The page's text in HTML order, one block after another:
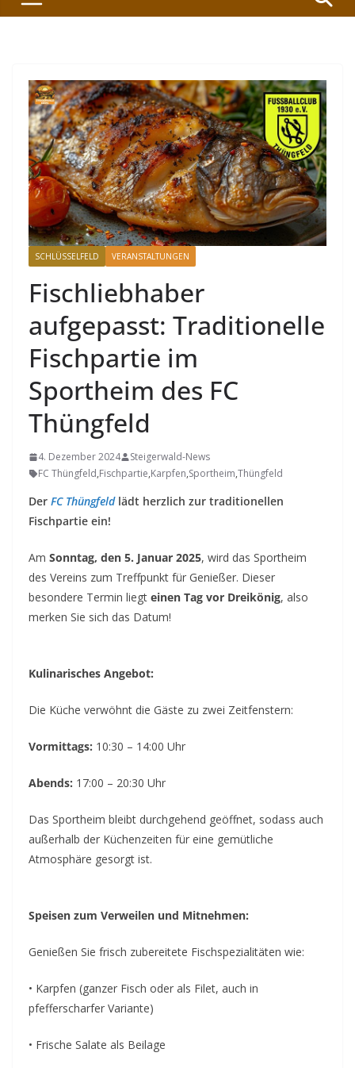
SCHLÜSSELFELD VERANSTALTUNGEN
Fischliebhaber
aufgepasst: Traditionelle
Fischpartie im
Sportheim des FC
Thüngfeld
4. Dezember 2024
Steigerwald-News
FC Thüngfeld,Fischpartie,Karpfen,Sportheim,Thüngfeld
Der FC Thüngfeldlädt herzlich zur traditionellen
Fischpartie ein!
Am Sonntag, den 5. Januar 2025, wird das Sportheim
des Vereins zum Treffpunkt für Genießer. Dieser
besondere Termin liegt einen Tag vor Dreikönig, also
merken Sie sich das Datum!
Kulinarisches Angebot:
Die Küche verwöhnt die Gäste zu zwei Zeitfenstern:
Vormittags: 10:30 – 14:00 Uhr
Abends: 17:00 – 20:30 Uhr
Das Sportheim bleibt durchgehend geöffnet, sodass auch
außerhalb der Küchenzeiten für eine gemütliche
Atmosphäre gesorgt ist.
Speisen zum Verweilen und Mitnehmen:
Genießen Sie frisch zubereitete Fischspezialitäten wie:
• Karpfen (ganzer Fisch oder als Filet, auch in
pfefferscharfer Variante)
• Frische Salate als Beilage